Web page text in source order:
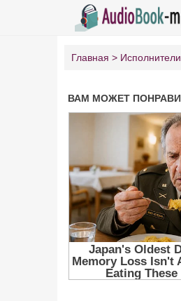
Главная Исполнители